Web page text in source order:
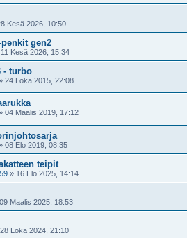
Kesä 2026, 10:50
gen2
11 Kesä 2026, 15:34
- turbo
24 Loka 2015, 22:08
04 Maalis 2019, 17:12
08 Elo 2019, 08:35
teipit
» 16 Elo 2025, 14:14
09 Maalis 2025, 18:53
28 Loka 2024, 21:10